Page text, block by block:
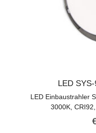
LED
LED Einbaustrahler
3000K,